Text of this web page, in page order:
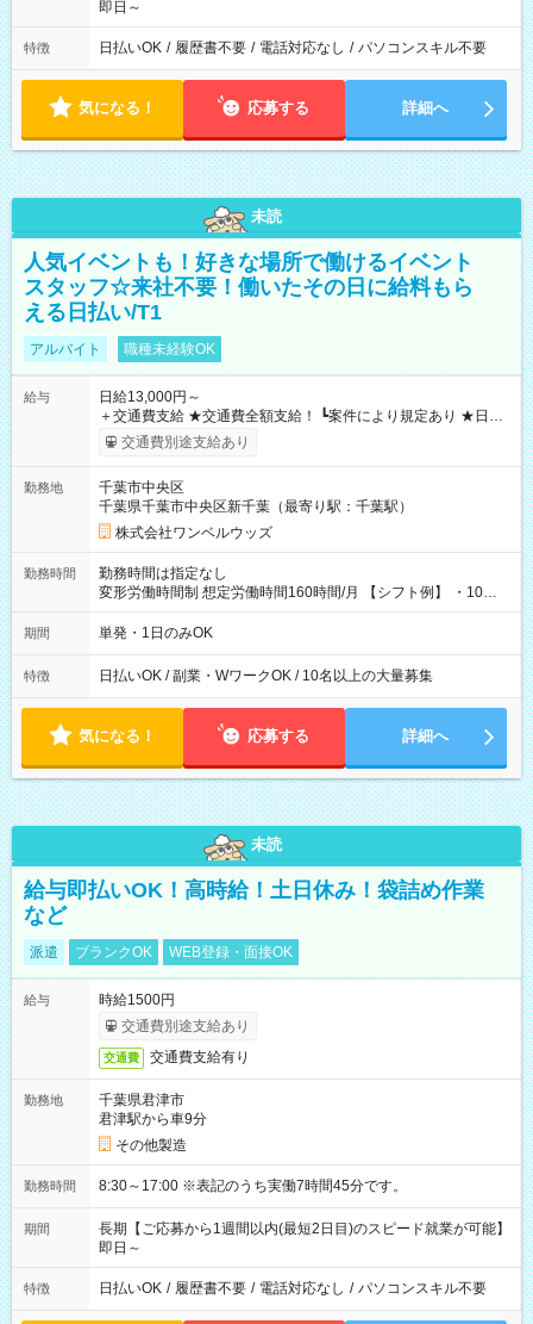
即日～
特徴 日払いOK / 履歴書不要 / 電話対応なし / パソコンスキル不要
気になる！ 応募する 詳細へ
未読
人気イベントも！好きな場所で働けるイベント
スタッフ☆来社不要！働いたその日に給料もら
える日払い/T1
アルバイト 職種未経験OK
給与
日給13,000円～
＋交通費支給 ★交通費全額支給！ ┗案件により規定あり ★日払
いOK！（規定あり） ┗働いたその日に現金GET♪ お仕事後はコ
ンビニATMから 日払い分を引き落とせます！ 【試用期間】試
交通費別途支給あり
勤務地
千葉市中央区
千葉県千葉市中央区新千葉（最寄り駅：千葉駅）
株式会社ワンベルウッズ
勤務時間
勤務時間は指定なし
変形労働時間制 想定労働時間160時間/月 【シフト例】 ・10：
00～20：00
期間 単発・1日のみOK
特徴 日払いOK / 副業・WワークOK / 10名以上の大量募集
気になる！ 応募する 詳細へ
未読
給与即払いOK！高時給！土日休み！袋詰め作業
など
派遣 ブランクOK WEB登録・面接OK
給与
時給1500円
交通費別途支給あり
交通費 交通費支給有り
勤務地
千葉県君津市
君津駅から車9分
その他製造
勤務時間 8:30～17:00 ※表記のうち実働7時間45分です。
期間
長期【ご応募から1週間以内(最短2日目)のスピード就業が可能】
即日～
特徴 日払いOK / 履歴書不要 / 電話対応なし / パソコンスキル不要